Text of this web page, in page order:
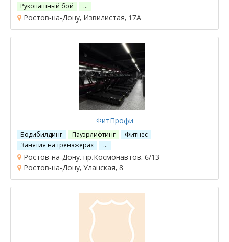
Рукопашный бой
…
Ростов-на-Дону, Извилистая, 17А
ФитПрофи
Бодибилдинг Пауэрлифтинг
Фитнес
Занятия на тренажерах
…
Ростов-на-Дону, пр.Космонавтов, 6/13
Ростов-на-Дону, Уланская, 8